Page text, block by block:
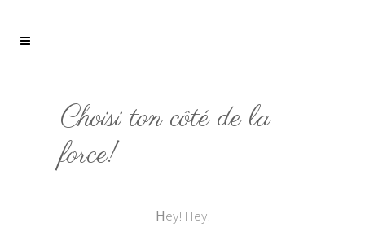
Choisi ton côté de la
force!
Hey! Hey!